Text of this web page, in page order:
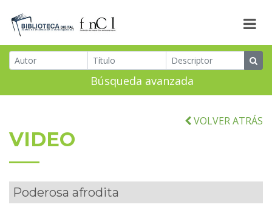
Búsqueda avanzada
VOLVER ATRÁS
VIDEO
Poderosa afrodita